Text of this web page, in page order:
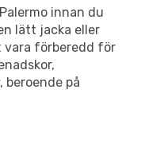
innan du
lätt jacka eller
vara förberedd för
beroende på